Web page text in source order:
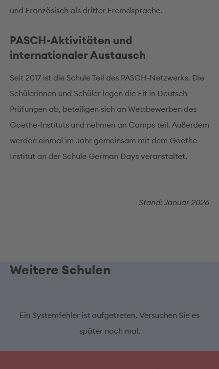
und Französisch als dritter Fremdsprache.
PASCH-Aktivitäten und
internationaler Austausch
Seit 2017 ist die Schule Teil des PASCH-Netzwerks. Die
Schülerinnen und Schüler legen die Fit in Deutsch-
Prüfungen ab, beteiligen sich an Wettbewerben des
Goethe-Instituts und nehmen an Camps teil. Außerdem
werden einmal im Jahr gemeinsam mit dem Goethe-
Institut an der Schule German Days veranstaltet.
Stand: Januar 2026
Weitere Schulen
Ein Systemfehler ist aufgetreten. Versuchen Sie es
später noch mal.